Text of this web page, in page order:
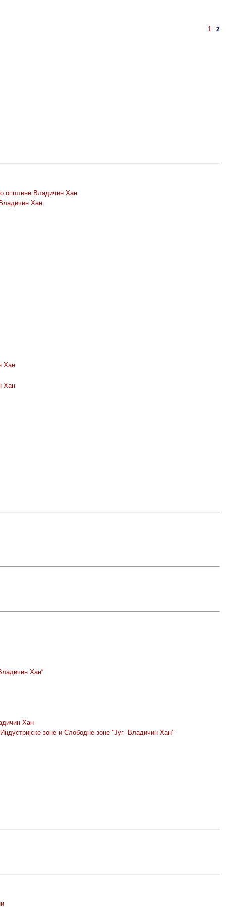
1 2
општине Владичин Хан
Хан
Хан
Хан
Хан“
Хан
зоне и Слободне зоне ''Југ- Владичин Хан’’